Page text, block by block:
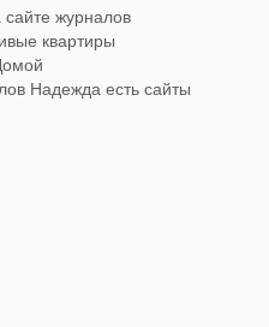
журналов
квартиры
Надежда есть сайты